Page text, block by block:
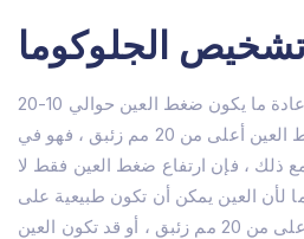
الجلوكوما
ضغط العين المرتفع للغاية: عادة ما يكون ضغط العين حوالي 10-20
مم زئبق. إذا كان ضغط العين أعلى من 20 مم زئبق ، فهو في
ذلك ، فإن ارتفاع ضغط العين فقط لا
لأن العين يمكن أن تكون طبيعية على
الرغم من أن ضغط العين أعلى من 20 مم زئبق ، أو قد تكون العين